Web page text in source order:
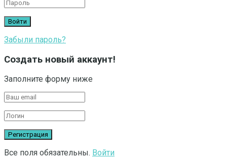
Забыли пароль?
Создать новый аккаунт!
Заполните форму ниже
Все поля обязательны. Войти